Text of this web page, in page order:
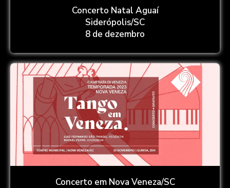
Concerto Natal Aguaí
Siderópolis/SC
8 de dezembro
Concerto em Nova Veneza/SC